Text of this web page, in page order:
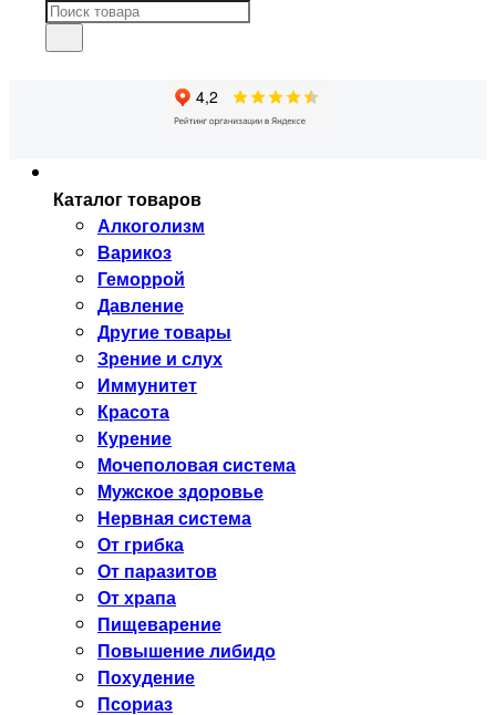
Каталог товаров
Алкоголизм
Варикоз
Геморрой
Давление
Другие товары
Зрение и слух
Иммунитет
Красота
Курение
Мочеполовая система
Мужское здоровье
Нервная система
От грибка
От паразитов
От храпа
Пищеварение
Повышение либидо
Похудение
Псориаз